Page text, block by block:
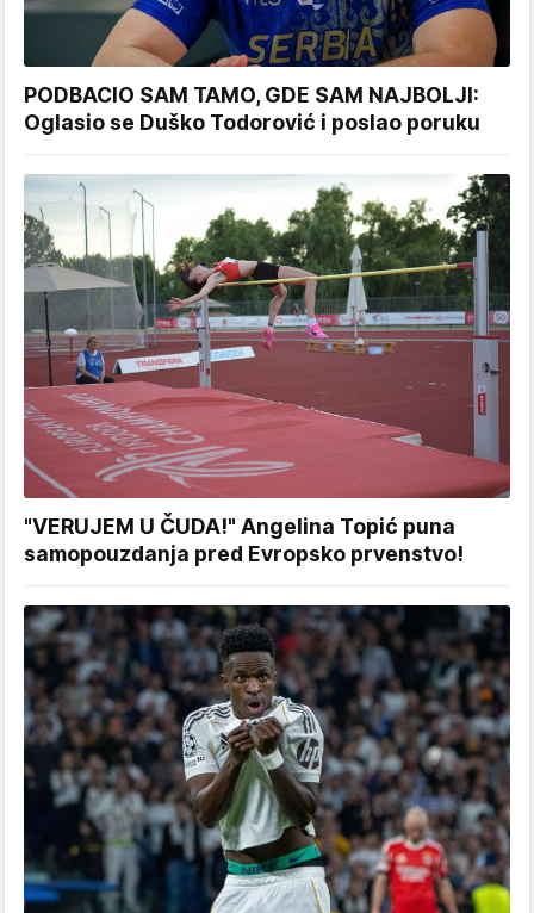
PODBACIO SAM TAMO, GDE SAM NAJBOLJI:
Oglasio se Duško Todorović i poslao poruku
"VERUJEM U ČUDA!" Angelina Topić puna
samopouzdanja pred Evropsko prvenstvo!